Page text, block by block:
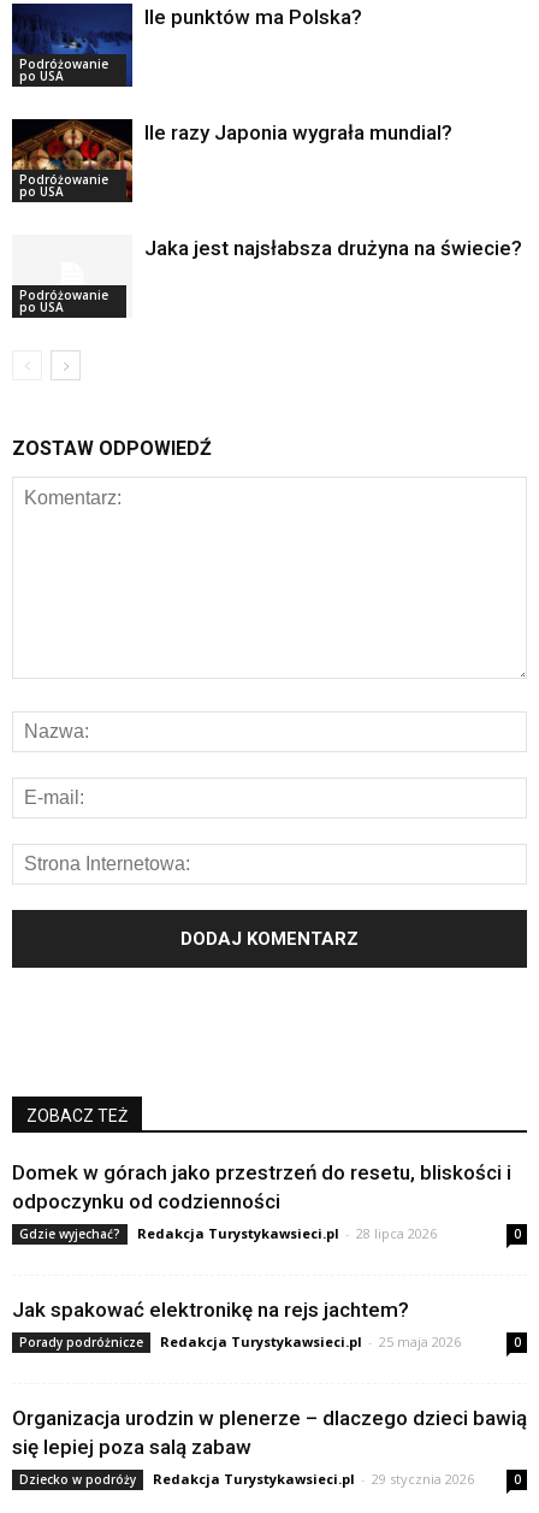
Podróżowanie
po USA
Ile punktów ma Polska?
Podróżowanie
po USA
Ile razy Japonia wygrała mundial?
Podróżowanie
po USA
Jaka jest najsłabsza drużyna na świecie?
ZOSTAW ODPOWIEDŹ
ZOBACZ TEŻ
Domek w górach jako przestrzeń do resetu, bliskości i
odpoczynku od codzienności
Gdzie wyjechać? Redakcja Turystykawsieci.pl - 28 lipca 2026 0
Jak spakować elektronikę na rejs jachtem?
Porady podróżnicze Redakcja Turystykawsieci.pl - 25 maja 2026 0
Organizacja urodzin w plenerze – dlaczego dzieci bawią
się lepiej poza salą zabaw
Dziecko w podróży Redakcja Turystykawsieci.pl - 29 stycznia 2026 0